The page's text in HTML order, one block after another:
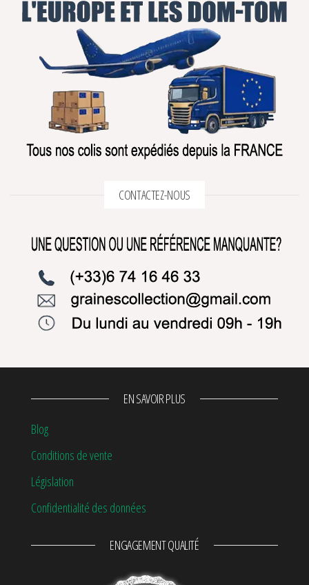
CONTACTEZ-NOUS
EN SAVOIR PLUS
Blog
Conditions de vente
Législation
Confidentialité des données
ENGAGEMENT QUALITÉ